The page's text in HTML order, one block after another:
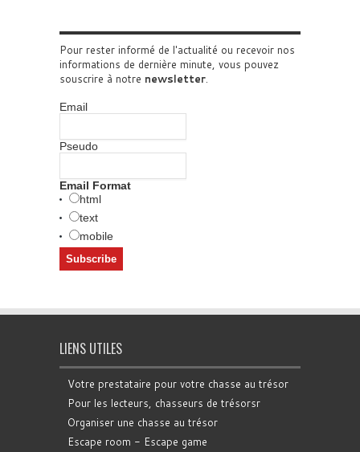
Pour rester informé de l'actualité ou recevoir nos
informations de dernière minute, vous pouvez
souscrire à notre newsletter.
Email
Pseudo
Email Format
html
text
mobile
LIENS UTILES
Votre prestataire pour votre chasse au trésor
Pour les lecteurs, chasseurs de trésorsr
Organiser une chasse au trésor
Escape room - Escape game